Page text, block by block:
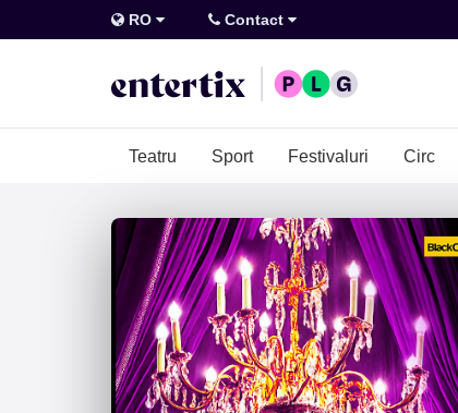
RO Contact
Teatru Sport Festivaluri Circ